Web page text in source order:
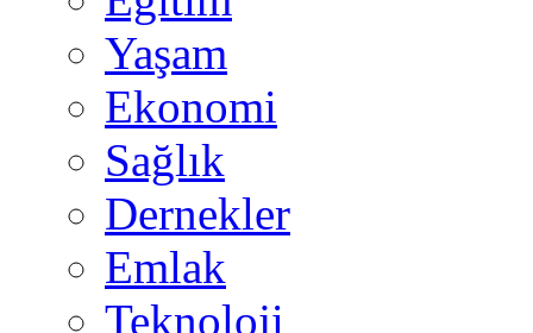
Yaşam
Ekonomi
Sağlık
Dernekler
Emlak
Teknoloji